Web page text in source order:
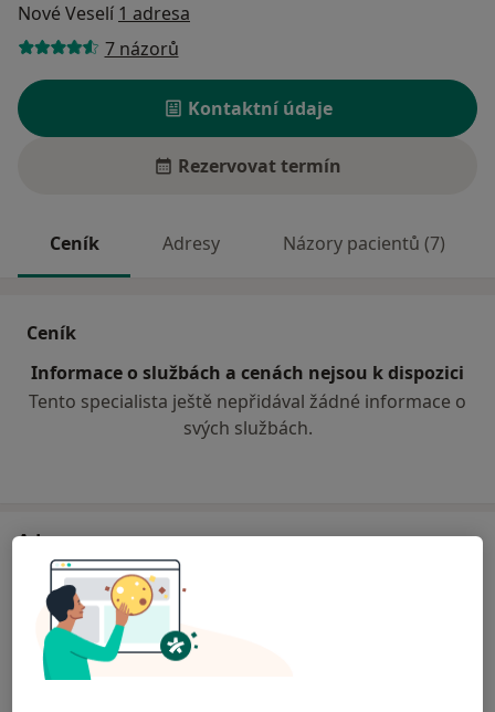
Nové Veselí 1 adresa
7 názorů
Kontaktní údaje
Rezervovat termín
Ceník Adresy Názory pacientů (7)
Ceník
Informace o službách a cenách nejsou k dispozici
Tento specialista ještě nepřidával žádné informace o
svých službách.
Adresa
Ženská lékařka
č.d. 310,